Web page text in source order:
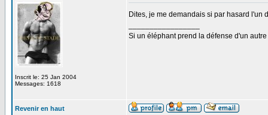
Inscrit le: 25 Jan 2004
Messages: 1618
Dites, je me demandais si par hasard
Si un éléphant prend la défense d'un
Revenir en haut